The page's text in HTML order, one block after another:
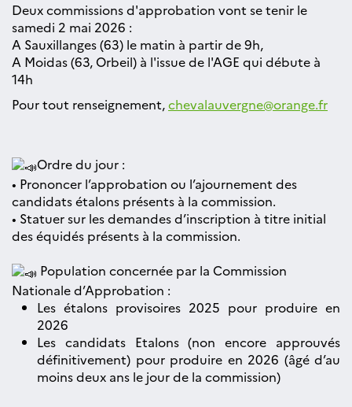
Deux commissions d'approbation vont se tenir le
samedi 2 mai 2026 :
A Sauxillanges (63) le matin à partir de 9h,
A Moidas (63, Orbeil) à l'issue de l'AGE qui débute à
14h
Pour tout renseignement,chevalauvergne@orange.fr
Ordre du jour :
• Prononcer l’approbation ou l’ajournement des
candidats étalons présents à la commission.
• Statuer sur les demandes d’inscription à titre initial
des équidés présents à la commission.
Population concernée par la Commission
Nationale d’Approbation :
Les étalons provisoires 2025 pour produire en
2026
Les candidats Etalons (non encore approuvés
définitivement) pour produire en 2026 (âgé d’au
moins deux ans le jour de la commission)